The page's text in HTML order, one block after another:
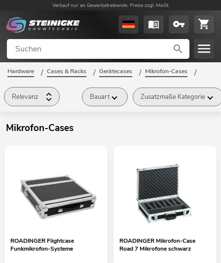
Verkauf nur an Gewerbetreibende. Preise zzgl. MwSt.
Hardware / Cases & Racks / Gerätecases / Mikrofon-Cases /
Relevanz Bauart Zusatzmaße Kategorie
Mikrofon-Cases
ROADINGER Flightcase
Funkmikrofon-Systeme
ROADINGER Mikrofon-Case
Road 7 Mikrofone schwarz